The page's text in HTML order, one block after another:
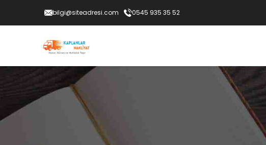
bilgi@siteadresi.com 0545 935 35 52